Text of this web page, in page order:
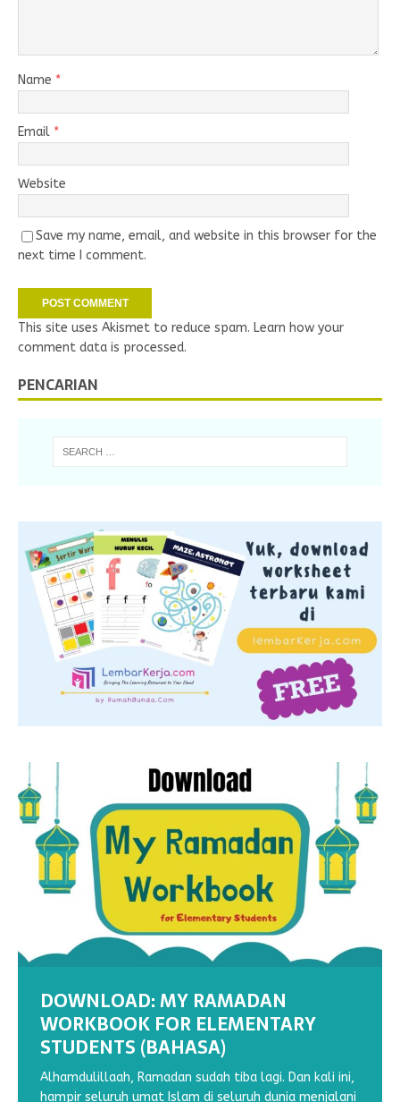
Name *
Email *
Website
Save my name, email, and website in this browser for the
next time I comment.
This site uses Akismet to reduce spam. Learn how your
comment data is processed.
PENCARIAN
DOWNLOAD: MY RAMADAN
WORKBOOK FOR ELEMENTARY
STUDENTS (BAHASA)
Alhamdulillaah, Ramadan sudah tiba lagi. Dan kali ini,
hampir seluruh umat Islam di seluruh dunia menjalani
DOWNLOAD : MY RAMADHAN
WORKBOOK VOL 2
DOWNLOAD : MY RAMADHAN
WORKBOOK VOL 1
WORKSHEETS: MENEBALKAN GARIS
(1)
WORKSHEET : MENULIS HURUF
TEGAK BERSAMBUNG N